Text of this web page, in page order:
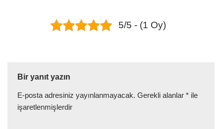
5/5 - (1 Oy)
Bir yanıt yazın
E-posta adresiniz yayınlanmayacak. Gerekli alanlar * ile
işaretlenmişlerdir